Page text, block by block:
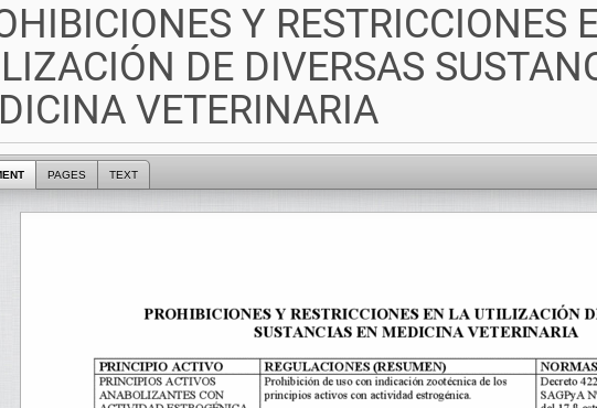
Y RESTRICCIONES
DE DIVERSAS
VETERINARIA
PAGES TEXT